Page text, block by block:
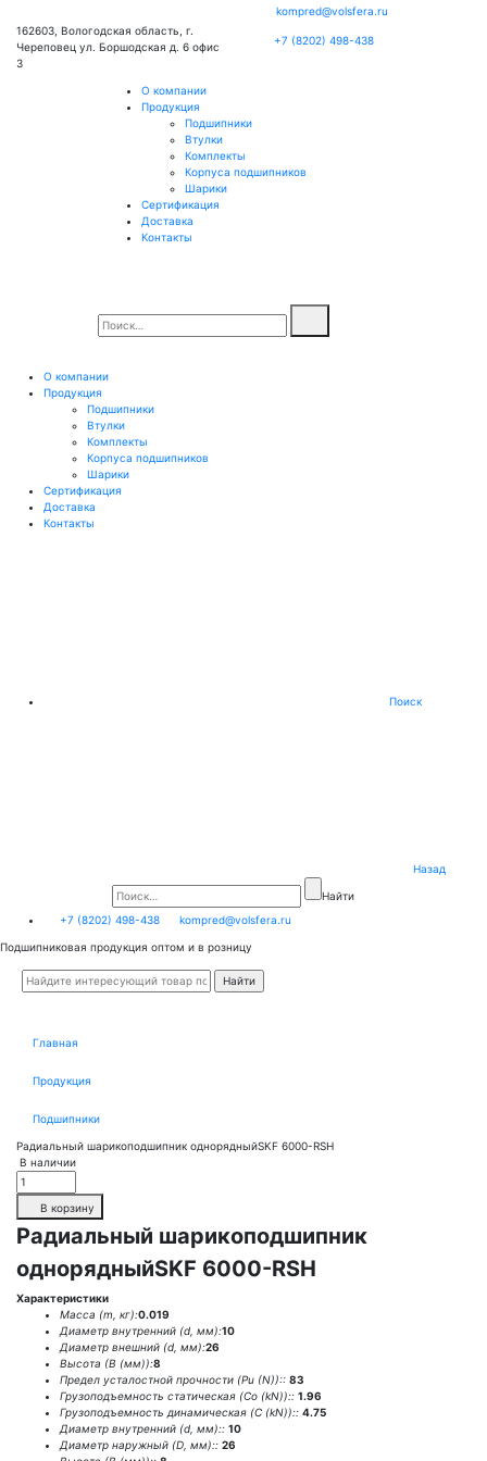
162603, Вологодская область, г.
Череповец ул. Боршодская д. 6 офис
3
kompred@volsfera.ru
+7 (8202) 498-438
О компании
Продукция
Подшипники
Втулки
Комплекты
Корпуса подшипников
Шарики
Сертификация
Доставка
Контакты
О компании
Продукция
Подшипники
Втулки
Комплекты
Корпуса подшипников
Шарики
Сертификация
Доставка
Контакты
Поиск
Назад
Найти
+7 (8202) 498-438
kompred@volsfera.ru
Подшипниковая продукция оптом и в розницу
Главная
Продукция
Подшипники
Радиальный шарикоподшипник однорядныйSKF 6000-RSH
В наличии
В корзину
Радиальный шарикоподшипник
однорядныйSKF 6000-RSH
Характеристики
Масса (m, кг):0.019
Диаметр внутренний (d, мм):10
Диаметр внешний (d, мм):26
Высота (В (мм)):8
Предел усталостной прочности (Pu (N)):: 83
Грузоподъемность статическая (Co (kN)):: 1.96
Грузоподъемность динамическая (C (kN)):: 4.75
Диаметр внутренний (d, мм):: 10
Диаметр наружный (D, мм):: 26